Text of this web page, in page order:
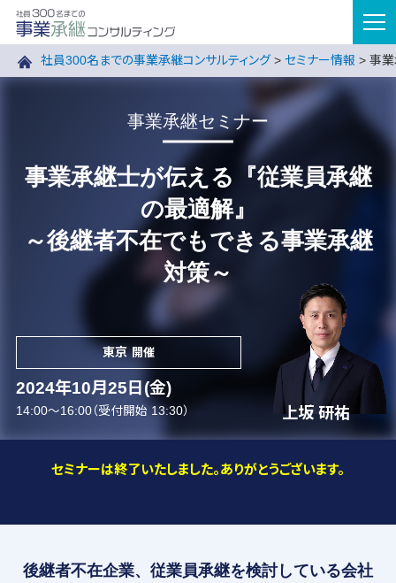
社員300名までの事業承継コンサルティング> セミナー情報 > 事業
事業承継セミナー
事業承継士が伝える『従業員承継
の最適解』
～後継者不在でもできる事業承継
対策～
東京 開催
2024年10月25日(金)
14:00～16:00（受付開始 13:30） 上坂 研祐
セミナーは終了いたしました。ありがとうございます。
後継者不在企業、従業員承継を検討している会社